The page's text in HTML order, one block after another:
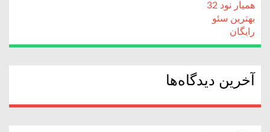
همیار نود 32
بهترین سئو
رایگان
آخرین دیدگاه‌ها